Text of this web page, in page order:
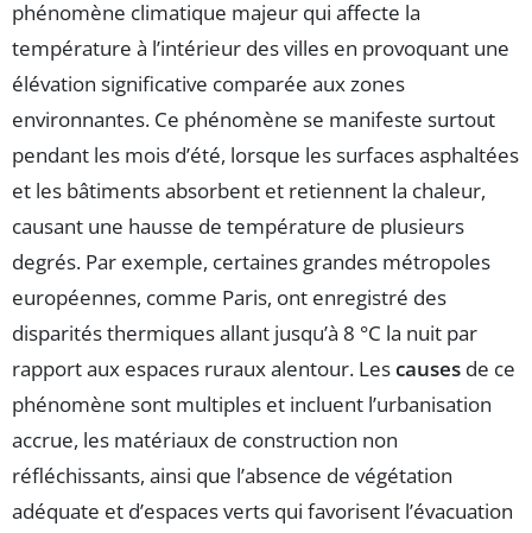
phénomène climatique majeur qui affecte la
température à l’intérieur des villes en provoquant une
élévation significative comparée aux zones
environnantes. Ce phénomène se manifeste surtout
pendant les mois d’été, lorsque les surfaces asphaltées
et les bâtiments absorbent et retiennent la chaleur,
causant une hausse de température de plusieurs
degrés. Par exemple, certaines grandes métropoles
européennes, comme Paris, ont enregistré des
disparités thermiques allant jusqu’à 8 °C la nuit par
rapport aux espaces ruraux alentour. Lescauses de ce
phénomène sont multiples et incluent l’urbanisation
accrue, les matériaux de construction non
réfléchissants, ainsi que l’absence de végétation
adéquate et d’espaces verts qui favorisent l’évacuation